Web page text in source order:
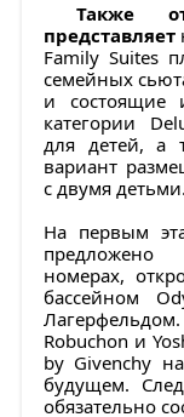
Также
представляет
Family Suites
семейных
и состоящие
категории
для детей, а
вариант
с двумя детьми.
На первым
предложено
номерах,
бассейном
Robuchon и
by Givenchy
будущем.
обязательно